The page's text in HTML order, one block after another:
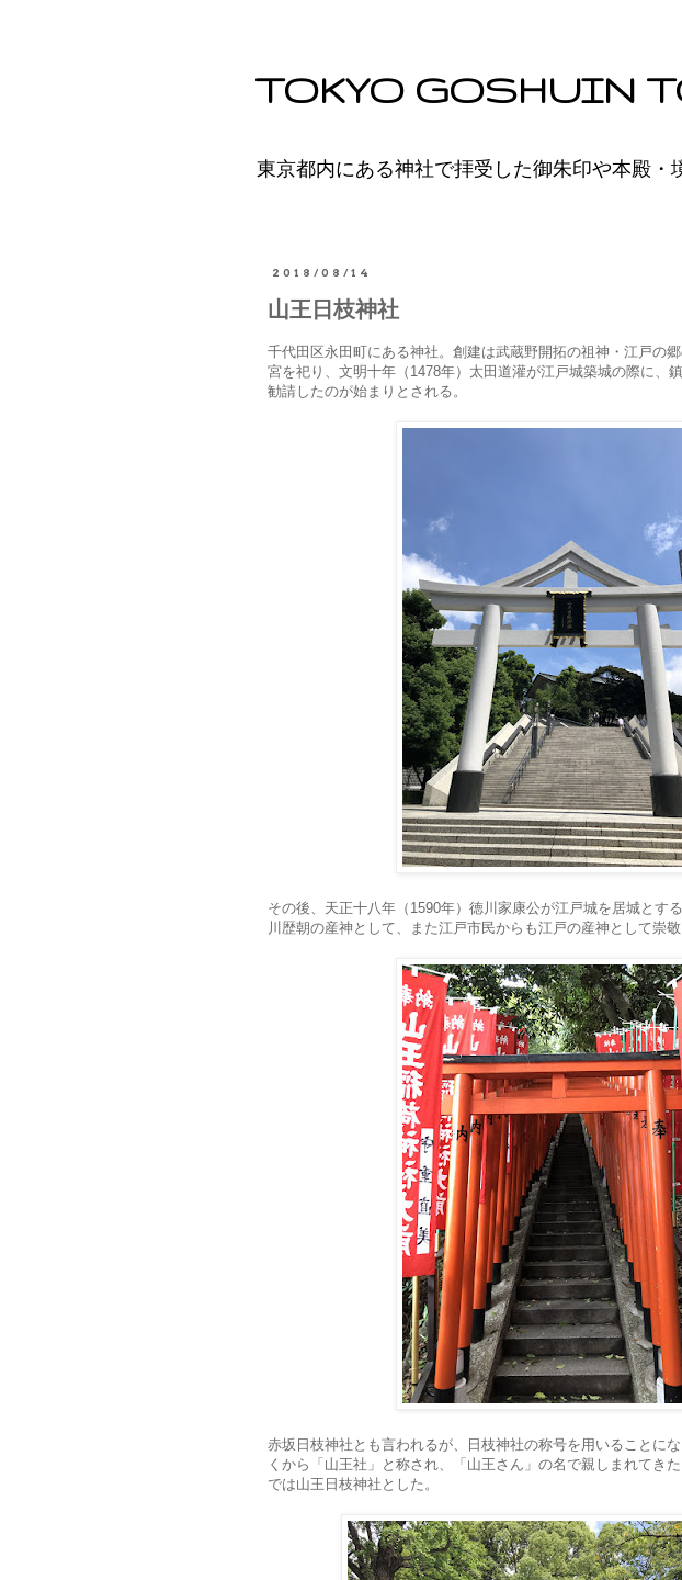
TOKYO GOSHUIN
東京都内にある神社で拝受した御朱印や本殿・
2018/08/14
山王日枝神社
千代田区永田町にある神社。創建は武蔵野開拓の祖神・江戸の
宮を祀り、文明十年（1478年）太田道灌が江戸城築城の際に、
勧請したのが始まりとされる。
その後、天正十八年（1590年）徳川家康公が江戸城を居城とす
川歴朝の産神として、また江戸市民からも江戸の産神として崇敬
赤坂日枝神社とも言われるが、日枝神社の称号を用いることに
くから「山王社」と称され、「山王さん」の名で親しまれてき
では山王日枝神社とした。